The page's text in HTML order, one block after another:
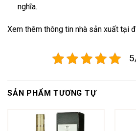
nghĩa.
Xem thêm thông tin nhà sản xuất tại
SẢN PHẨM TƯƠNG TỰ